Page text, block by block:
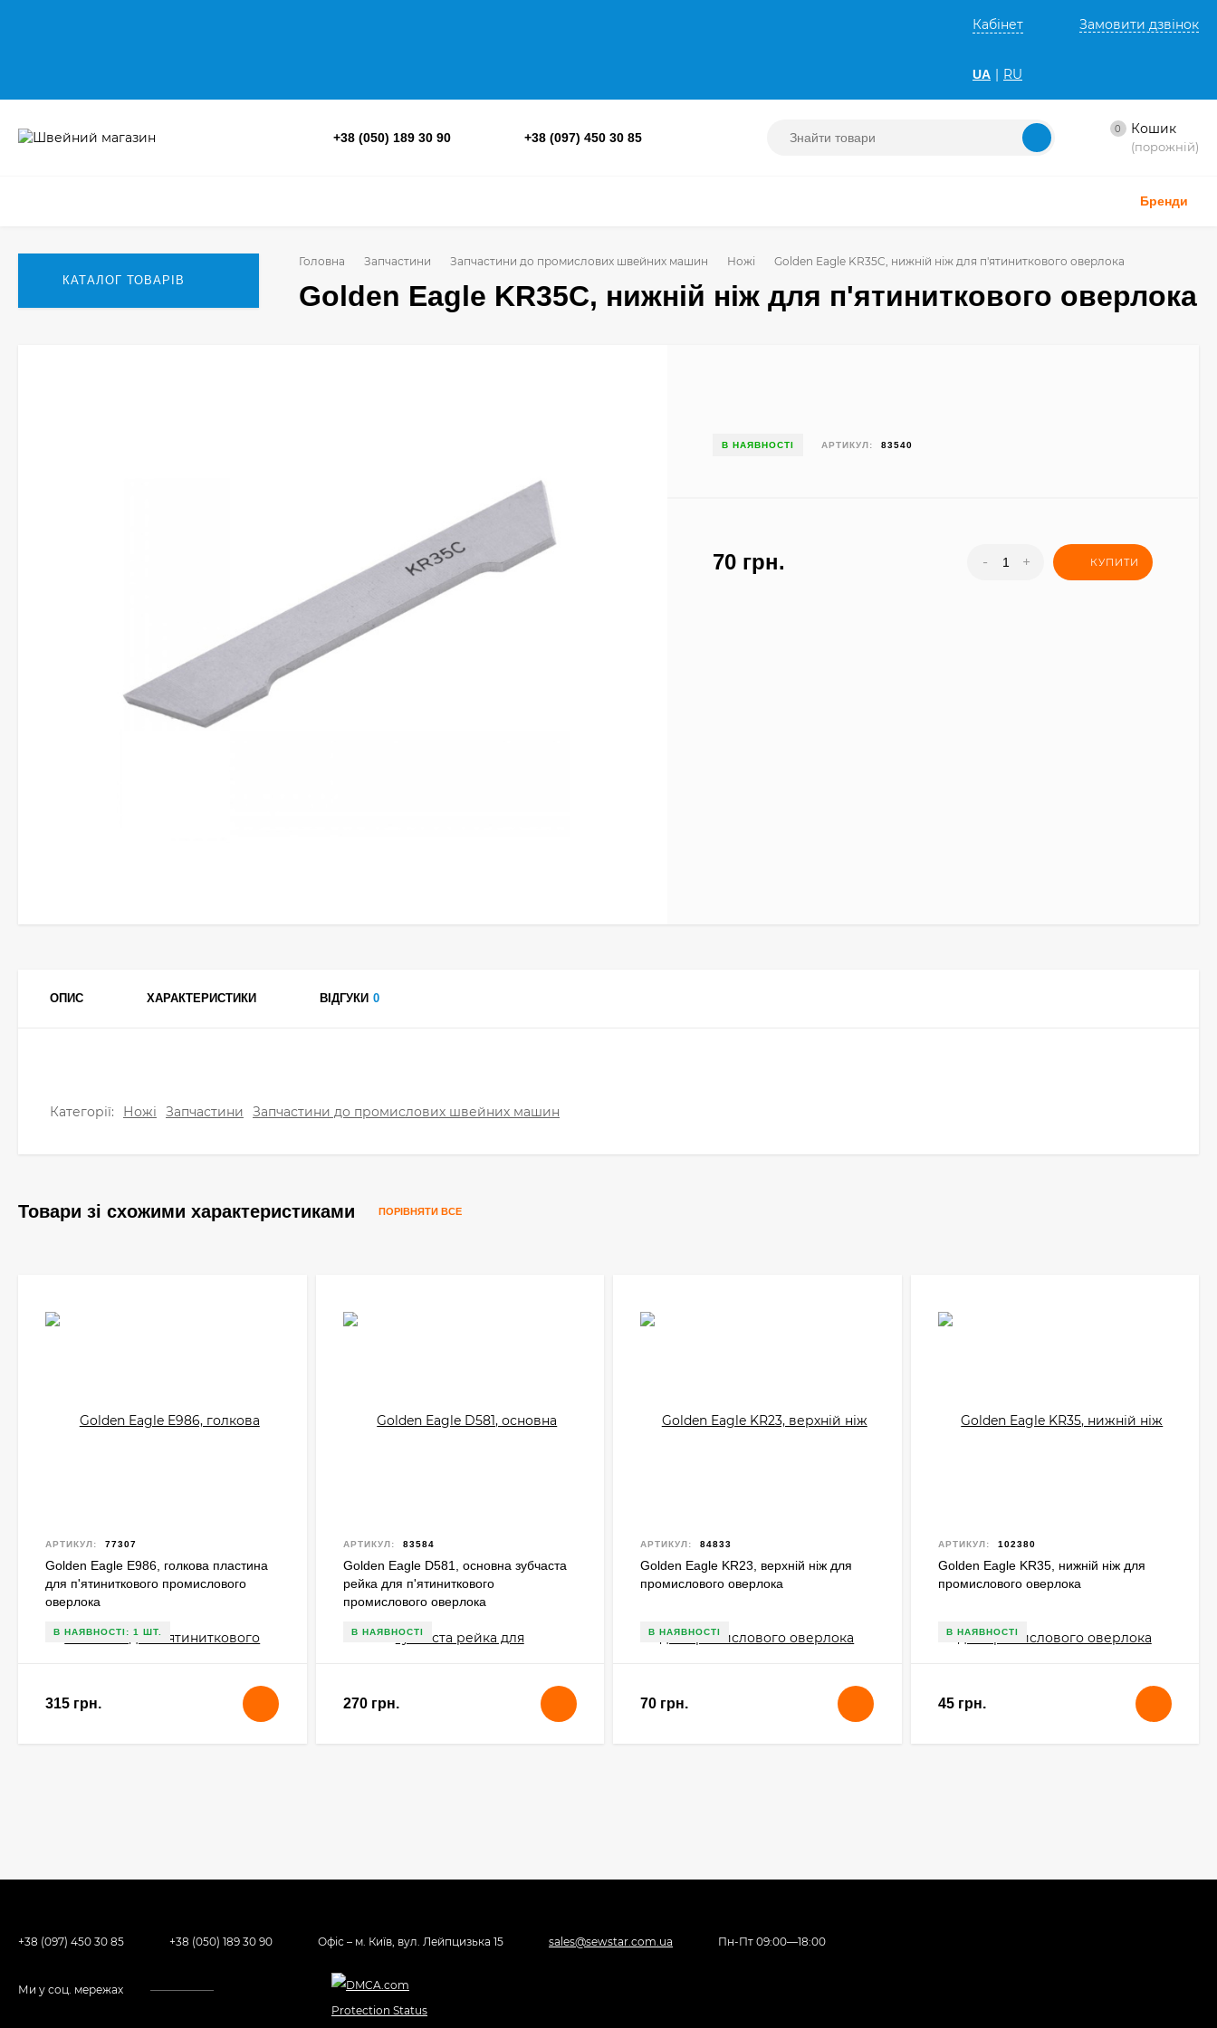
Кабінет Замовити дзвінок
UA | RU
+38 (050) 189 30 90 +38 (097) 450 30 85
0 Кошик
(порожній)
Бренди
КАТАЛОГ ТОВАРІВ
Головна Запчастини Запчастини до промислових швейних машин Ножі Golden Eagle KR35C, нижній ніж для п'ятиниткового оверлока
Golden Eagle KR35C, нижній ніж для п'ятиниткового оверлока
В НАЯВНОСТІ АРТИКУЛ: 83540
70 грн. - + КУПИТИ
ОПИС ХАРАКТЕРИСТИКИ ВІДГУКИ 0
Категорії: Ножі Запчастини Запчастини до промислових швейних машин
Товари зі схожими характеристиками ПОРІВНЯТИ ВСЕ
АРТИКУЛ: 77307
Golden Eagle E986, голкова пластина
для п'ятиниткового промислового
оверлока
В НАЯВНОСТІ: 1 ШТ.
315 грн.
АРТИКУЛ: 83584
Golden Eagle D581, основна зубчаста
рейка для п'ятиниткового
промислового оверлока
В НАЯВНОСТІ
270 грн.
АРТИКУЛ: 84833
Golden Eagle KR23, верхній ніж для
промислового оверлока
В НАЯВНОСТІ
70 грн.
АРТИКУЛ: 102380
Golden Eagle KR35, нижній ніж для
промислового оверлока
В НАЯВНОСТІ
45 грн.
+38 (097) 450 30 85 +38 (050) 189 30 90 Офіс – м. Київ, вул. Лейпцизька 15 sales@sewstar.com.ua Пн-Пт 09:00—18:00
Ми у соц. мережах